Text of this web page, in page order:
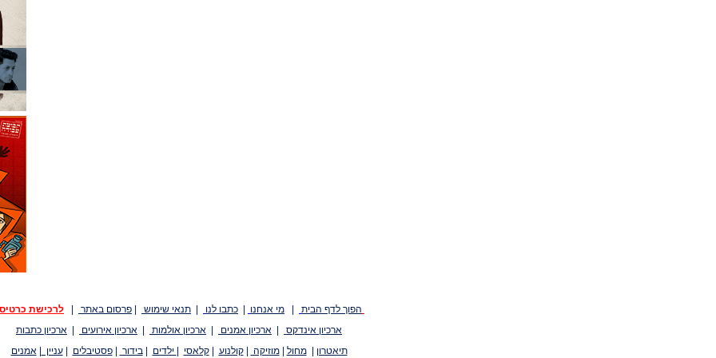
הפוך לדף הבית מי אנחנו כתבו לנו תנאי שימוש פרסום באתר
לרכישת
ארכיון אינדקס
ארכיון אמנים ארכיון אולמות ארכיון אירועים
ארכיון כתבות
תיאטרון
|מחול |מוזיקה |קולנוע |קלאסי ילדים |בידור |פסטיבלים |עניין |אמנים